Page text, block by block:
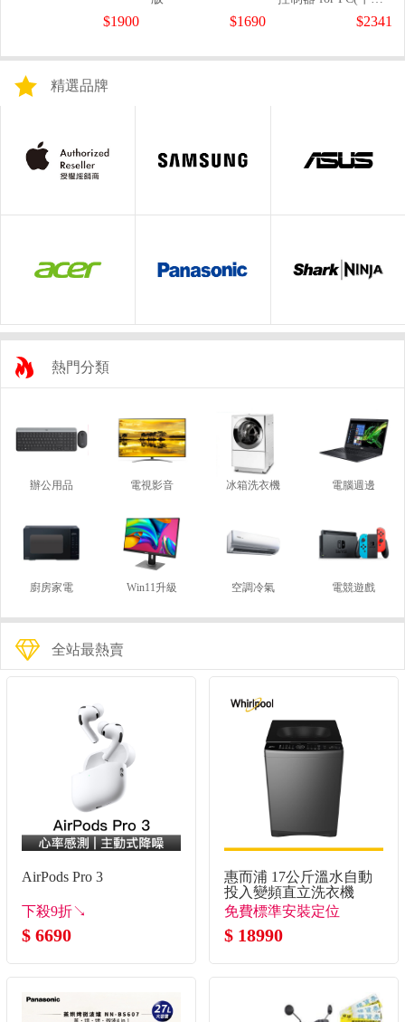
$1900 $1690 $2341
精選品牌
熱門分類
辦公用品 電視影音 冰箱洗衣機 電腦週邊
廚房家電 Win11升級 空調冷氣 電競遊戲
全站最熱賣
AirPods Pro 3
下殺9折↘
$ 6690
惠而浦 17公斤溫水自動
投入變頻直立洗衣機
免費標準安裝定位
$ 18990